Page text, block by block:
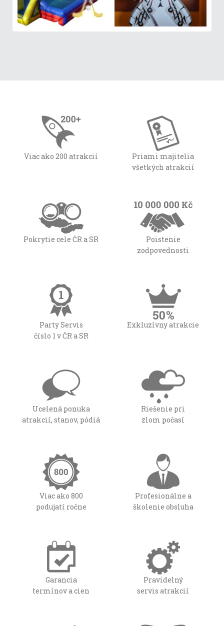
Viac ako 200 atrakcií
Priami majitelia
všetkých atrakcií
Pokrytie cele ČR a SR
Poistenie
zodpovednosti
Party Servis
číslo 1 v ČR a SR
Exkluzívny atrakcie
Ucelená ponuka
atrakcií, stanov, pódiá
Riešenie pri
zlom počasí
Viac ako 800
podujatí ročne
Profesionálne a
školenie obsluha
Garancia
termínov a cien
Pravidelný
servis atrakcií